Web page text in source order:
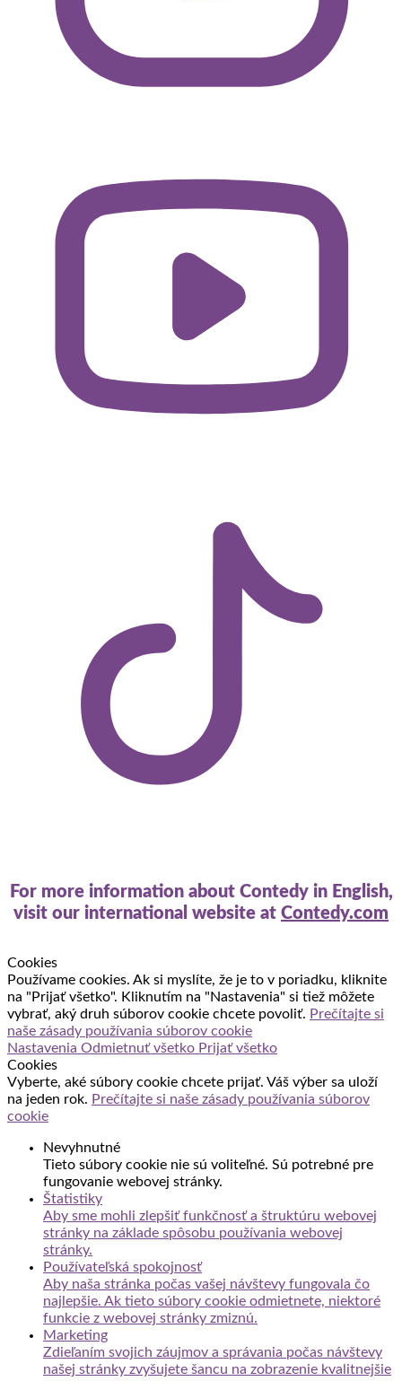
For more information about Contedy in English,
visit our international website at Contedy.com
Cookies
Používame cookies. Ak si myslíte, že je to v poriadku, kliknite
na "Prijať všetko". Kliknutím na "Nastavenia" si tiež môžete
vybrať, aký druh súborov cookie chcete povoliť. Prečítajte si
naše zásady používania súborov cookie
Nastavenia Odmietnuť všetko Prijať všetko
Cookies
Vyberte, aké súbory cookie chcete prijať. Váš výber sa uloží
na jeden rok. Prečítajte si naše zásady používania súborov
cookie
Nevyhnutné
Tieto súbory cookie nie sú voliteľné. Sú potrebné pre
fungovanie webovej stránky.
Štatistiky
Aby sme mohli zlepšiť funkčnosť a štruktúru webovej
stránky na základe spôsobu používania webovej
stránky.
Používateľská spokojnosť
Aby naša stránka počas vašej návštevy fungovala čo
najlepšie. Ak tieto súbory cookie odmietnete, niektoré
funkcie z webovej stránky zmiznú.
Marketing
Zdieľaním svojich záujmov a správania počas návštevy
našej stránky zvyšujete šancu na zobrazenie kvalitnejšie